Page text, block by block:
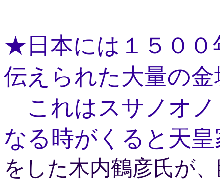
★日本には１５００
伝えられた大量の
これはスサノオノ
なる時がくると天
をした木内鶴彦氏が